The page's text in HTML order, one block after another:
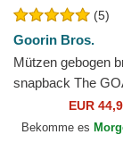
(5)
Goorin Bros.
Mützen gebogen
snapback The
Farm Goorin Bros.
EUR
Bekomme es